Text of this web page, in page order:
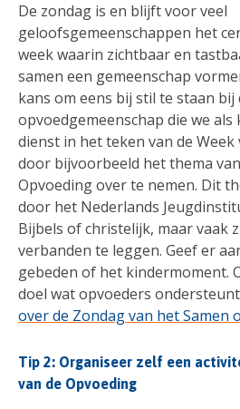
De zondag is en blijft voor veel
geloofsgemeenschappen het
week waarin zichtbaar en
samen een gemeenschap
kans om eens bij stil te staan bij
opvoedgemeenschap die we als
dienst in het teken van de Week
door bijvoorbeeld het thema
Opvoeding over te nemen. Dit
door het Nederlands
Bijbels of christelijk, maar vaak
verbanden te leggen. Geef er
gebeden of het kindermoment.
doel wat opvoeders
over de Zondag van het Samen
Tip 2: Organiseer zelf een
van de Opvoeding